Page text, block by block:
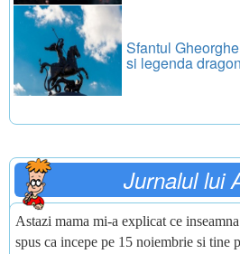
Sfantul
si legenda
Jurnalul lui
Astazi mama mi-a explicat ce
spus ca incepe pe 15 noiembrie si tine